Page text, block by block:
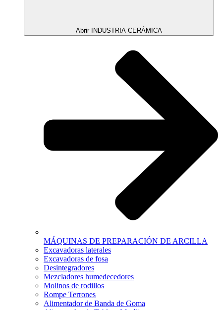
Abrir INDUSTRIA CERÁMICA
MÁQUINAS DE PREPARACIÓN DE ARCILLA
Excavadoras laterales
Excavadoras de fosa
Desintegradores
Mezcladores humedecedores
Molinos de rodillos
Rompe Terrones
Alimentador de Banda de Goma